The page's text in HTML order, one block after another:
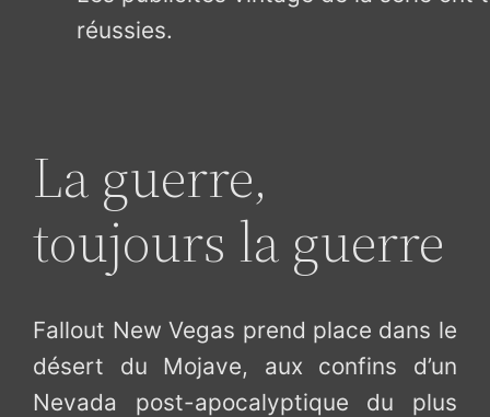
réussies.
La guerre,
toujours la guerre
Fallout New Vegas prend place dans le
désert du Mojave, aux confins d’un
Nevada post-apocalyptique du plus